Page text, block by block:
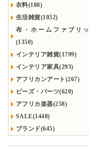
衣料(108)
生活雑貨(1052)
布・ホームファブリ
(1350)
インテリア雑貨(1799)
インテリア家具(293)
アフリカンアート(267)
ビーズ・パーツ(620)
アフリカ楽器(258)
SALE(1448)
ブランド(645)